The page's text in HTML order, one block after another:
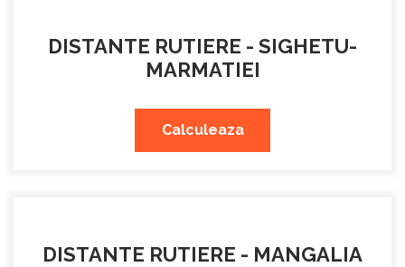
DISTANTE RUTIERE - SIGHETU-
MARMATIEI
Calculeaza
DISTANTE RUTIERE - MANGALIA